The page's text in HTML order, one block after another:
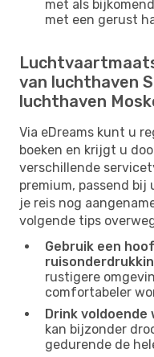
met als
met een gerust
van luchthaven
luchthaven
Via eDreams kunt u
boeken en krijgt u
verschillende
premium, passend bij
je reis nog
volgende tips
Gebruik een
rustigere
comfortabeler
Drink voldoende
kan bijzonder
gedurende de